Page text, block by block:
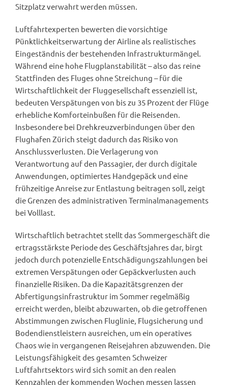
Sitzplatz verwahrt werden müssen.
Luftfahrtexperten bewerten die vorsichtige
Pünktlichkeitserwartung der Airline als realistisches
Eingeständnis der bestehenden Infrastrukturmängel.
Während eine hohe Flugplanstabilität – also das reine
Stattfinden des Fluges ohne Streichung – für die
Wirtschaftlichkeit der Fluggesellschaft essenziell ist,
bedeuten Verspätungen von bis zu 35 Prozent der Flüge
erhebliche Komforteinbußen für die Reisenden.
Insbesondere bei Drehkreuzverbindungen über den
Flughafen Zürich steigt dadurch das Risiko von
Anschlussverlusten. Die Verlagerung von
Verantwortung auf den Passagier, der durch digitale
Anwendungen, optimiertes Handgepäck und eine
frühzeitige Anreise zur Entlastung beitragen soll, zeigt
die Grenzen des administrativen Terminalmanagements
bei Volllast.
Wirtschaftlich betrachtet stellt das Sommergeschäft die
ertragsstärkste Periode des Geschäftsjahres dar, birgt
jedoch durch potenzielle Entschädigungszahlungen bei
extremen Verspätungen oder Gepäckverlusten auch
finanzielle Risiken. Da die Kapazitätsgrenzen der
Abfertigungsinfrastruktur im Sommer regelmäßig
erreicht werden, bleibt abzuwarten, ob die getroffenen
Abstimmungen zwischen Fluglinie, Flugsicherung und
Bodendienstleistern ausreichen, um ein operatives
Chaos wie in vergangenen Reisejahren abzuwenden. Die
Leistungsfähigkeit des gesamten Schweizer
Luftfahrtsektors wird sich somit an den realen
Kennzahlen der kommenden Wochen messen lassen